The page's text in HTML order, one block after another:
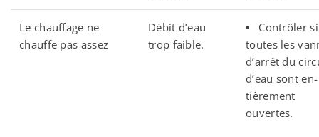
Le chauffage ne
chauffe pas assez
Débit d’eau
trop faible.
▪ Contrôler si
toutes les
d’arrêt du
d’eau sont en-
tièrement
ouvertes.